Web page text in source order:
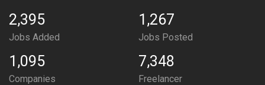
2,395
Jobs Added
1,267
Jobs Posted
1,095
Companies
7,348
Freelancer